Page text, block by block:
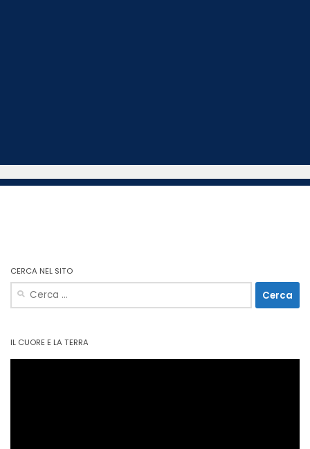
CERCA NEL SITO
Ricerca
per:
IL CUORE E LA TERRA